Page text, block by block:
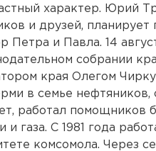
характер. Юрий
и друзей, планирует
Петра и Павла. 14
собрании
края Олегом
в семье нефтяников,
работал помощников
газа. С 1981 года
комсомола. Через